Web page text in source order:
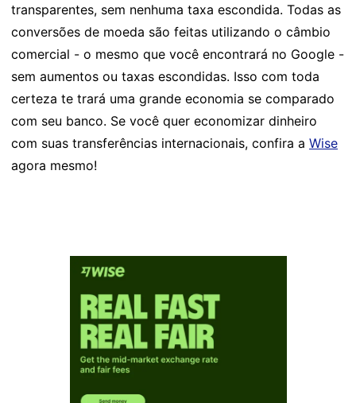
transparentes, sem nenhuma taxa escondida. Todas as
conversões de moeda são feitas utilizando o câmbio
comercial - o mesmo que você encontrará no Google -
sem aumentos ou taxas escondidas. Isso com toda
certeza te trará uma grande economia se comparado
com seu banco. Se você quer economizar dinheiro
com suas transferências internacionais, confira a Wise
agora mesmo!